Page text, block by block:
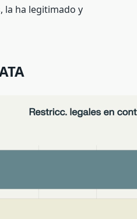
la ha legitimado y